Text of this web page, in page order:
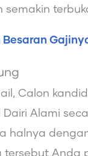
semakin
Besaran
Calon
Alami
halnya
Anda